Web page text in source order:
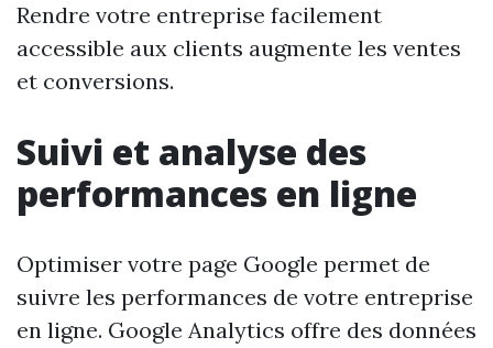
Rendre votre entreprise facilement
accessible aux clients augmente les ventes
et conversions.
Suivi et analyse des
performances en ligne
Optimiser votre page Google permet de
suivre les performances de votre entreprise
en ligne. Google Analytics offre des données